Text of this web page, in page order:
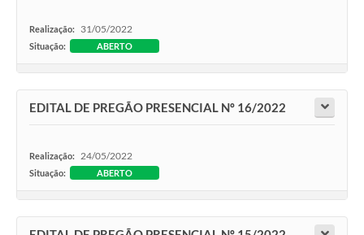
Realização: 31/05/2022
Situação: ABERTO
EDITAL DE PREGÃO PRESENCIAL Nº 16/2022
Realização: 24/05/2022
Situação: ABERTO